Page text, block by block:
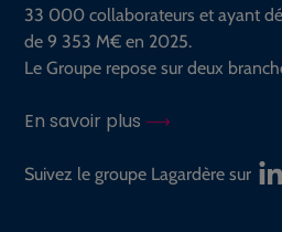
33 000 collaborateurs et ayant
de 9 353 M€ en 2025.
Le Groupe repose sur deux
En savoir plus
Suivez le groupe Lagardère sur